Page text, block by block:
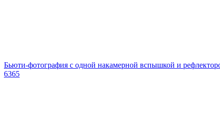
Бьюти-фотография с одной накамерной вспышкой и
6365